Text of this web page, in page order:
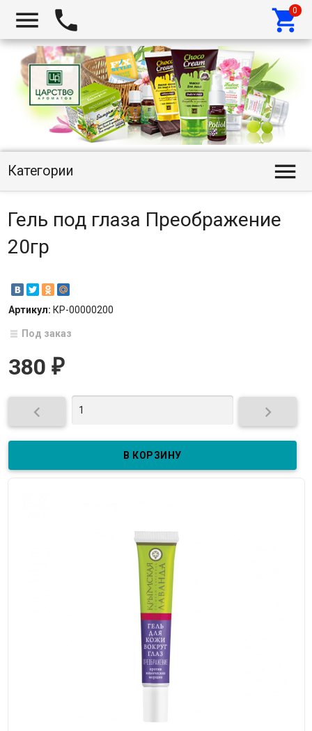
  
Категории 
Гель под глаза Преображение
20гр
Артикул: КР-00000200
Под заказ
380 ₽
 